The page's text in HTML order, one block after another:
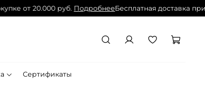
от 20.000 руб.ПодробнееБесплатная доставка при
Сертификаты